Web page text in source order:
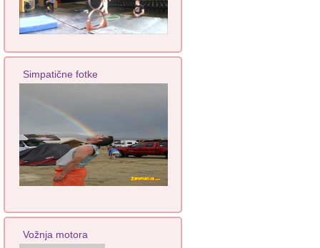
Simpatične fotke
Vožnja motora